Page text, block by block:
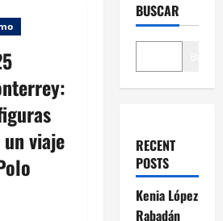
viaje
BUSCAR
RECENT
POSTS
Kenia López
Rabadán